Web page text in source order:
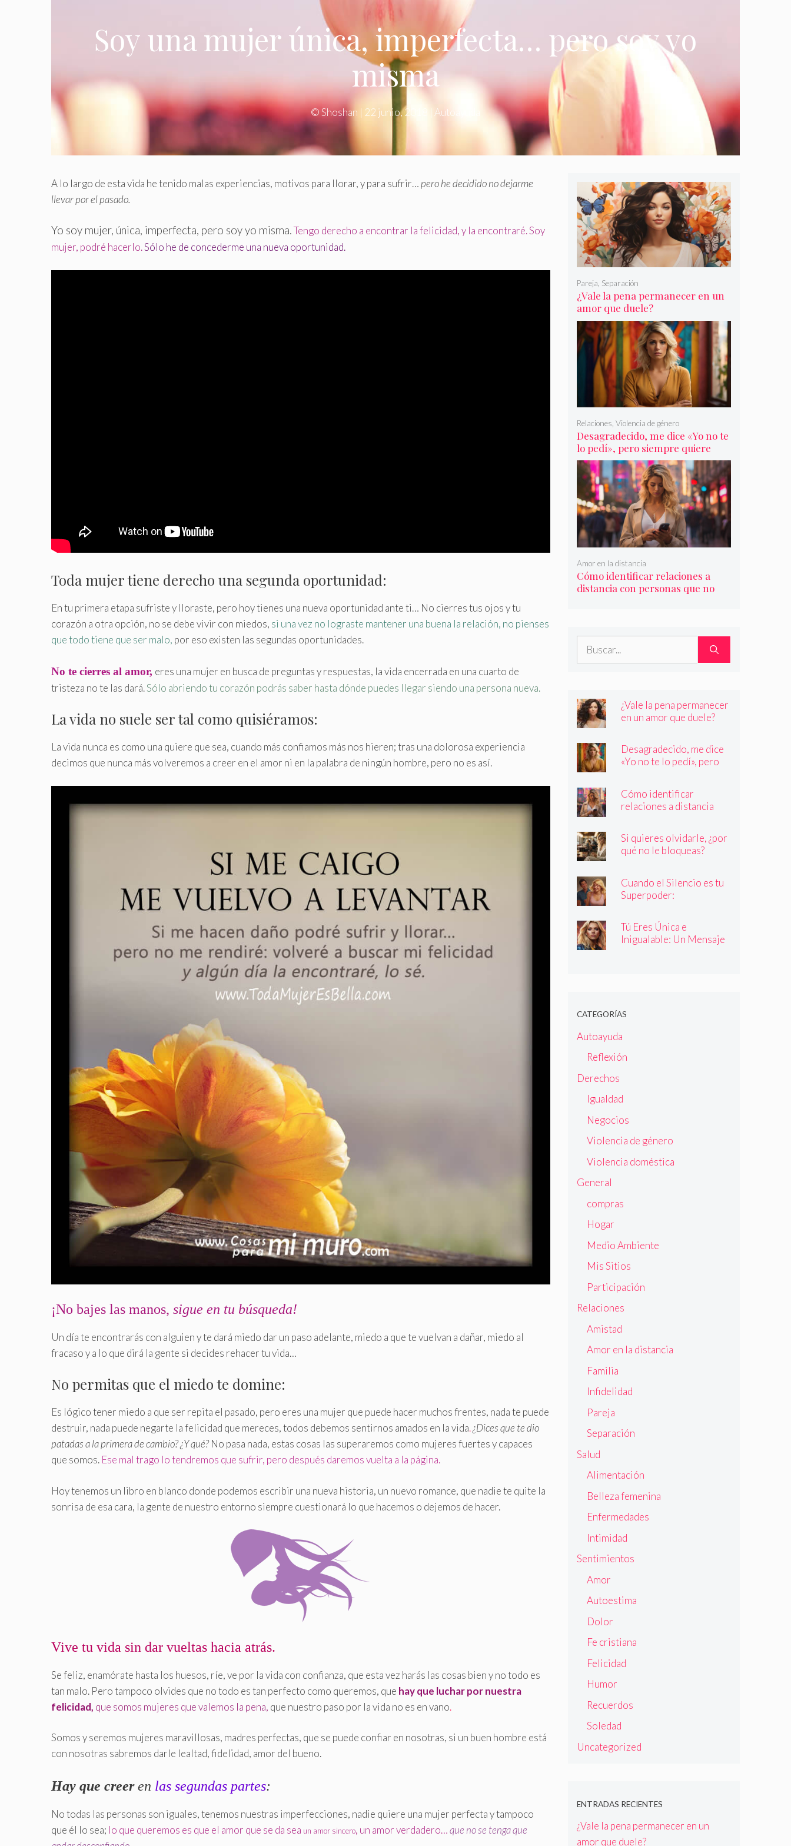
Soy una mujer única, imperfecta… pero soy yo
misma
©Shoshan | 22 junio, 2018 | Autoayuda
A lo largo de esta vida he tenido malas experiencias, motivos para llorar, y para sufrir… pero he decidido no dejarme
llevar por el pasado.
Yo soy mujer, única, imperfecta, pero soy yo misma.Tengo derecho a encontrar la felicidad, y la encontraré. Soy
mujer, podré hacerlo.Sólo he de concederme una nueva oportunidad.
Toda mujer tiene derecho una segunda oportunidad:
En tu primera etapa sufriste y lloraste, pero hoy tienes una nueva oportunidad ante ti… No cierres tus ojos y tu
corazón a otra opción, no se debe vivir con miedos, si una vez no lograste mantener una buena la relación, no pienses
que todo tiene que ser malo, por eso existen las segundas oportunidades.
No te cierres al amor, eres una mujer en busca de preguntas y respuestas, la vida encerrada en una cuarto de
tristeza no te las dará.Sólo abriendo tu corazón podrás saber hasta dónde puedes llegar siendo una persona nueva.
La vida no suele ser tal como quisiéramos:
La vida nunca es como una quiere que sea, cuando más confiamos más nos hieren; tras una dolorosa experiencia
decimos que nunca más volveremos a creer en el amor ni en la palabra de ningún hombre, pero no es así.
¡No bajes las manos, sigue en tu búsqueda!
Un día te encontrarás con alguien y te dará miedo dar un paso adelante, miedo a que te vuelvan a dañar, miedo al
fracaso y a lo que dirá la gente si decides rehacer tu vida…
No permitas que el miedo te domine:
Es lógico tener miedo a que ser repita el pasado, pero eres una mujer que puede hacer muchos frentes, nada te puede
destruir, nada puede negarte la felicidad que mereces, todos debemos sentirnos amados en la vida.¿Dices que te dio
patadas a la primera de cambio? ¿Y qué?No pasa nada, estas cosas las superaremos como mujeres fuertes y capaces
que somos. Ese mal trago lo tendremos que sufrir, pero después daremos vuelta a la página.
Hoy tenemos un libro en blanco donde podemos escribir una nueva historia, un nuevo romance, que nadie te quite la
sonrisa de esa cara, la gente de nuestro entorno siempre cuestionará lo que hacemos o dejemos de hacer.
Vive tu vida sin dar vueltas hacia atrás.
Se feliz, enamórate hasta los huesos, ríe, ve por la vida con confianza, que esta vez harás las cosas bien y no todo es
tan malo. Pero tampoco olvides que no todo es tan perfecto como queremos, que hay que luchar por nuestra
felicidad, que somos mujeres que valemos la pena, que nuestro paso por la vida no es en vano.
Somos y seremos mujeres maravillosas, madres perfectas, que se puede confiar en nosotras, si un buen hombre está
con nosotras sabremos darle lealtad, fidelidad, amor del bueno.
Hay que creeren las segundas partes:
No todas las personas son iguales, tenemos nuestras imperfecciones, nadie quiere una mujer perfecta y tampoco
que él lo sea; lo que queremos es que el amor que se da sea un amor sincero, un amor verdadero…que no se tenga que
¿Vale la pena permanecer en un
amor que duele?
Pareja, Separación
Desagradecido, me dice «Yo no te
lo pedí», pero siempre quiere
más
Relaciones Violencia de género
Cómo identificar relaciones a
distancia con personas que no
Amor en la distancia
Buscar:
¿Vale la pena permanecer
en un amor que duele?
Desagradecido, me dice
«Yo no te lo pedí», pero
Cómo identificar
relaciones a distancia
Si quieres olvidarle, ¿por
qué no le bloqueas?
Cuando el Silencio es tu
Superpoder:
de Callar
Tú Eres Única e
Inigualable: Un Mensaje
CATEGORÍAS
Autoayuda
Reflexión
Derechos
Igualdad
Negocios
Violencia de género
Violencia doméstica
General
compras
Hogar
Medio Ambiente
Mis Sitios
Participación
Relaciones
Amistad
Amor en la distancia
Familia
Infidelidad
Pareja
Separación
Salud
Alimentación
Belleza femenina
Enfermedades
Intimidad
Sentimientos
Amor
Autoestima
Dolor
Fe cristiana
Felicidad
Humor
Recuerdos
Soledad
Uncategorized
ENTRADAS RECIENTES
¿Vale la pena permanecer en un
amor que duele?